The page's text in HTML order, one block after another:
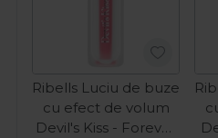
Ribells Luciu de buze
cu efect de volum
Devil's Kiss - Forever